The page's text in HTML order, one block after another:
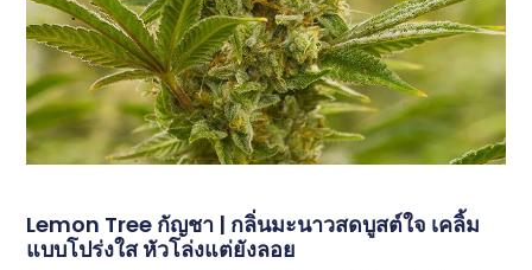
Lemon Tree กัญชา | กลิ่นมะนาวสดบูสต์ใจ เคลิ้ม
แบบโปร่งใส หัวโล่งแต่ยังลอย